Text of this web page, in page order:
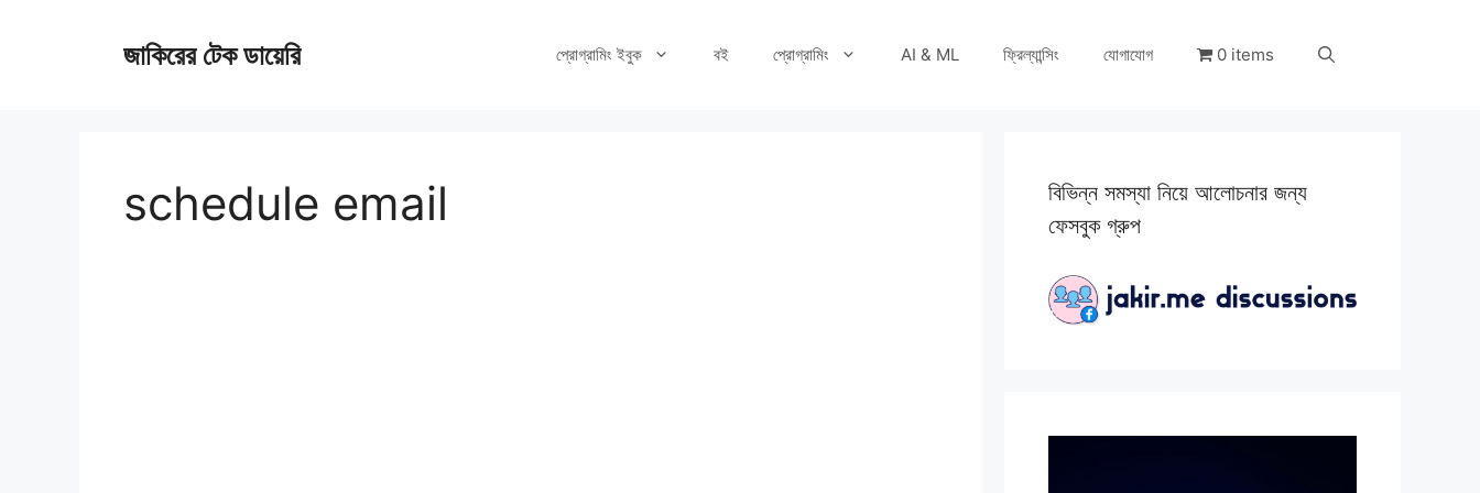
জাকিরের টেক ডায়েরি প্রোগ্রামিং ইবুক বই প্রোগ্রামিং AI & ML ফ্রিল্যান্সিং যোগাযোগ 0 items
schedule email
বিভিন্ন সমস্যা নিয়ে আলোচনার জন্য
ফেসবুক গ্রুপ